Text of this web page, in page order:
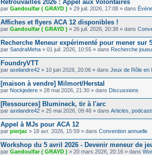
Retrouvailles 2026 : Appel aux Volontaires
par Gandoulfar ( GRAYD ) » 29 juil. 2026, 17:08 » dans
Affiches et flyers ACA 12 disponibles !
par Gandoulfar ( GRAYD ) » 26 juil. 2026, 20:38 » dans
Recherche Meneur expérimenté pour mener sur
par SandraMeha » 01 juil. 2026, 10:55 » dans Recherche
FoundryVTT
par axelandre42 » 10 juin 2026, 20:06 » dans Jeux de Rôle en
[maison à vendre] Milmort/Herstal
par Nockjedere » 28 mai 2026, 21:30 » dans Discussions
[Ressources] Blumineck, tir à l'arc
par axelandre42 » 25 mai 2026, 09:48 » dans Articles,
Appel à MJs pour ACA 12
par pierjac » 18 avr. 2026, 15:59 » dans Convention annuelle
Workshop du 5 avril 2026 - Devenir meneur de
par Gandoulfar ( GRAYD ) » 20 mars 2026, 20:16 » dans